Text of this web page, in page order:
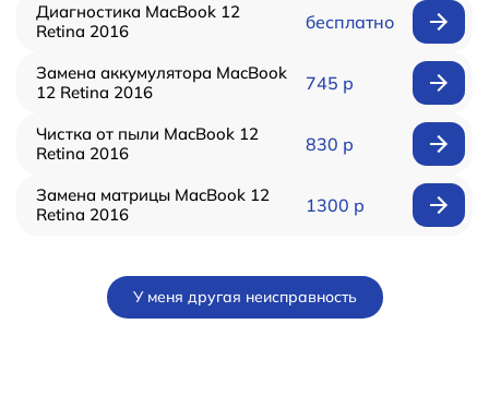
Диагностика MacBook 12
Retina 2016
бесплатно
Замена аккумулятора MacBook
12 Retina 2016
745 р
Чистка от пыли MacBook 12
Retina 2016
830 р
Замена матрицы MacBook 12
Retina 2016
1300 р
У меня другая неисправность